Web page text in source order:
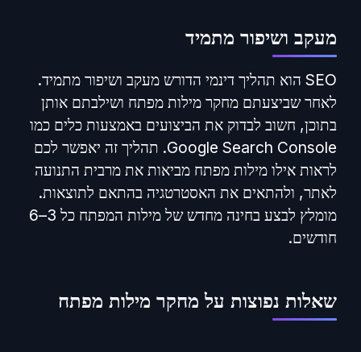
מעקב ושיפור מתמיד
SEO הוא תהליך דינמי הדורש מעקב ושיפור מתמיד.
לאחר שביצעתם מחקר מילות מפתח ושילבתם אותן
בתוכן, חשוב לבדוק את הביצועים באמצעות כלים כמו
Google Search Console. תהליך זה יאפשר לכם
לראות אילו מילות מפתח מביאות את מרבית התנועה
לאתר, ולהתאים את האסטרטגיה בהתאם לתוצאות.
מומלץ לבצע בחינה מחדש של מילות המפתח כל 3–6
חודשים.
שאלות נפוצות על מחקר מילות מפתח